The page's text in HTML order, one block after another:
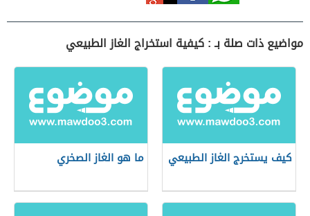
مواضيع ذات صلة بـ : كيفية استخراج الغاز الطبيعي
كيف يستخرج الغاز الطبيعي ما هو الغاز الصخري